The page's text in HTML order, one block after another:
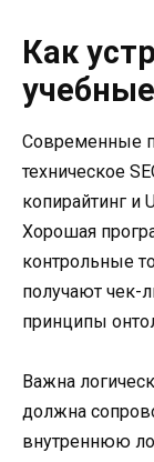
Как
Современные
техническое
копирайтинг и
Хорошая
контрольные
получают чек-
принципы
Важна
должна
внутреннюю